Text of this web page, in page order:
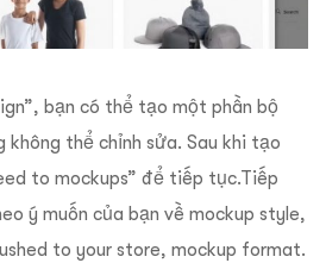
bạn có thể tạo một phần bộ
không thể chỉnh sửa. Sau khi tạo
to mockups” để tiếp tục.Tiếp
ý muốn của bạn về mockup style,
to your store, mockup format.